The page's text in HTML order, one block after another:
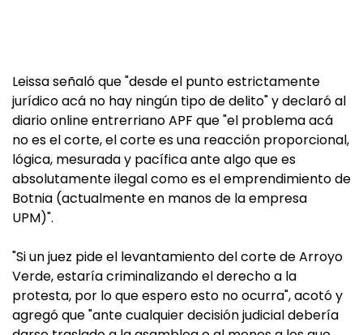
Leissa señaló que "desde el punto estrictamente
jurídico acá no hay ningún tipo de delito" y declaró al
diario online entrerriano APF que "el problema acá
no es el corte, el corte es una reacción proporcional,
lógica, mesurada y pacífica ante algo que es
absolutamente ilegal como es el emprendimiento de
Botnia (actualmente en manos de la empresa
UPM)".
"Si un juez pide el levantamiento del corte de Arroyo
Verde, estaría criminalizando el derecho a la
protesta, por lo que espero esto no ocurra", acotó y
agregó que "ante cualquier decisión judicial debería